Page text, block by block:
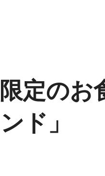
定のお
ド」